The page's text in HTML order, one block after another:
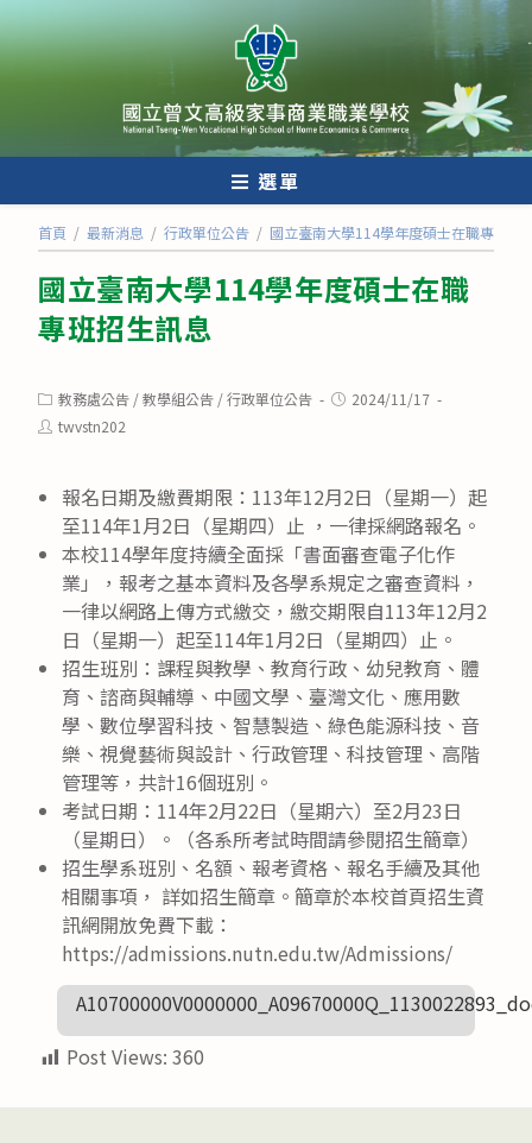
跳
轉
至
內
選單
首頁 / 最新消息 / 行政單位公告 / 國立臺南大學114學年度碩士在職專班招
國立臺南大學114學年度碩士在職
專班招生訊息
Post
category:
教務處公告 /教學組公告 /行政單位公告
Post2024/11/17
Posttwvstn202
報名日期及繳費期限：113年12月2日（星期一）起
至114年1月2日（星期四）止 ，一律採網路報名。
本校114學年度持續全面採「書面審查電子化作
業」，報考之基本資料及各學系規定之審查資料，
一律以網路上傳方式繳交，繳交期限自113年12月2
日（星期一）起至114年1月2日（星期四）止。
招生班別：課程與教學、教育行政、幼兒教育、體
育、諮商與輔導、中國文學、臺灣文化、應用數
學、數位學習科技、智慧製造、綠色能源科技、音
樂、視覺藝術與設計、行政管理、科技管理、高階
管理等，共計16個班別。
考試日期：114年2月22日（星期六）至2月23日
（星期日）。（各系所考試時間請參閱招生簡章）
招生學系班別、名額、報考資格、報名手續及其他
相關事項， 詳如招生簡章。簡章於本校首頁招生資
訊網開放免費下載：
https://admissions.nutn.edu.tw/Admissions/
Post Views: 360